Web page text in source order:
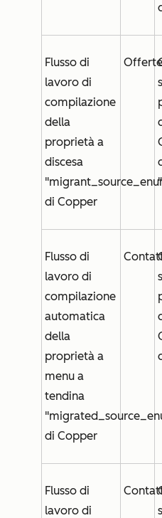
Flusso di
lavoro di
compilazione
della
proprietà a
discesa
di Copper
Offerte
Flusso di
lavoro di
compilazione
automatica
della
proprietà a
menu a
tendina
di Copper
Flusso di
lavoro di